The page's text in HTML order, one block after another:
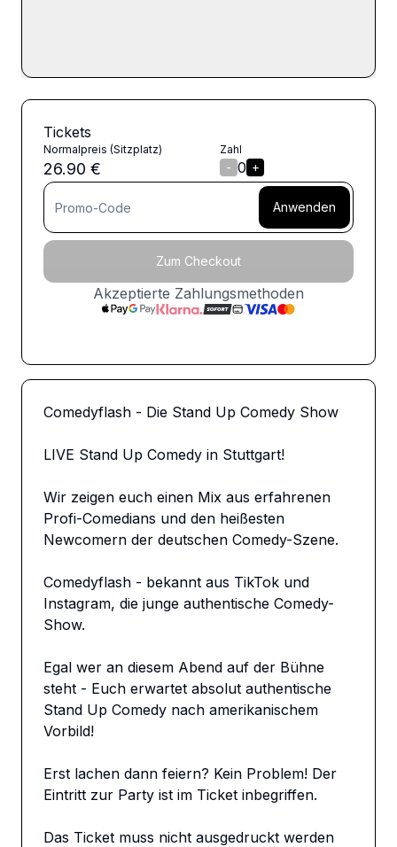
Tickets
Normalpreis (Sitzplatz)
26.90 €
Zahl
- 0 +
Anwenden
Zum Checkout
Akzeptierte Zahlungsmethoden
Comedyflash - Die Stand Up Comedy Show
LIVE Stand Up Comedy in Stuttgart!
Wir zeigen euch einen Mix aus erfahrenen
Profi-Comedians und den heißesten
Newcomern der deutschen Comedy-Szene.
Comedyflash - bekannt aus TikTok und
Instagram, die junge authentische Comedy-
Show.
Egal wer an diesem Abend auf der Bühne
steht - Euch erwartet absolut authentische
Stand Up Comedy nach amerikanischem
Vorbild!
Erst lachen dann feiern? Kein Problem! Der
Eintritt zur Party ist im Ticket inbegriffen.
Das Ticket muss nicht ausgedruckt werden